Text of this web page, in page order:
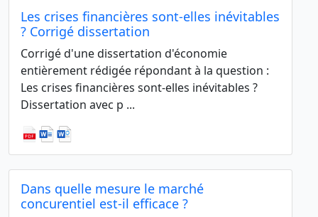
Les crises financières sont-elles inévitables
? Corrigé dissertation
Corrigé d'une dissertation d'économie
entièrement rédigée répondant à la question :
Les crises financières sont-elles inévitables ?
Dissertation avec p ...
Dans quelle mesure le marché
concurentiel est-il efficace ?